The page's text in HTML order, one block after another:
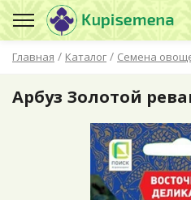
Главная / Каталог / Семена
Арбуз Золотой